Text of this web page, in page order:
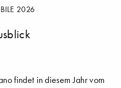
2026
findet in diesem Jahr vom